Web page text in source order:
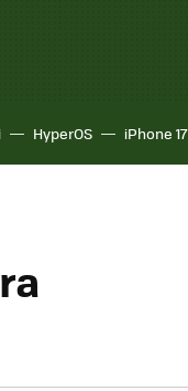
HyperOS iPhone 17